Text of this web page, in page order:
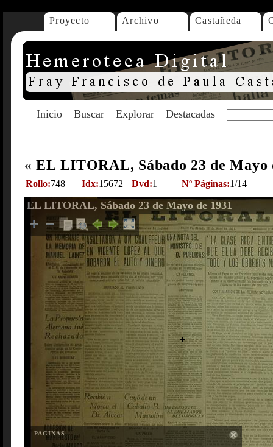
Proyecto Archivo Castañeda
Inicio Buscar Explorar Destacadas
« EL LITORAL, Sábado 23 de Mayo
Rollo:748 Idx:15672 Dvd:1 Nº Páginas:1/14
EL LITORAL, Sábado 23 de Mayo de 1931
PAGINAS